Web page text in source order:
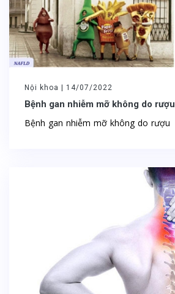
Nội khoa | 14/07/2022
Bệnh gan nhiễm mỡ không do rượu
Bệnh gan nhiễm mỡ không do rượu